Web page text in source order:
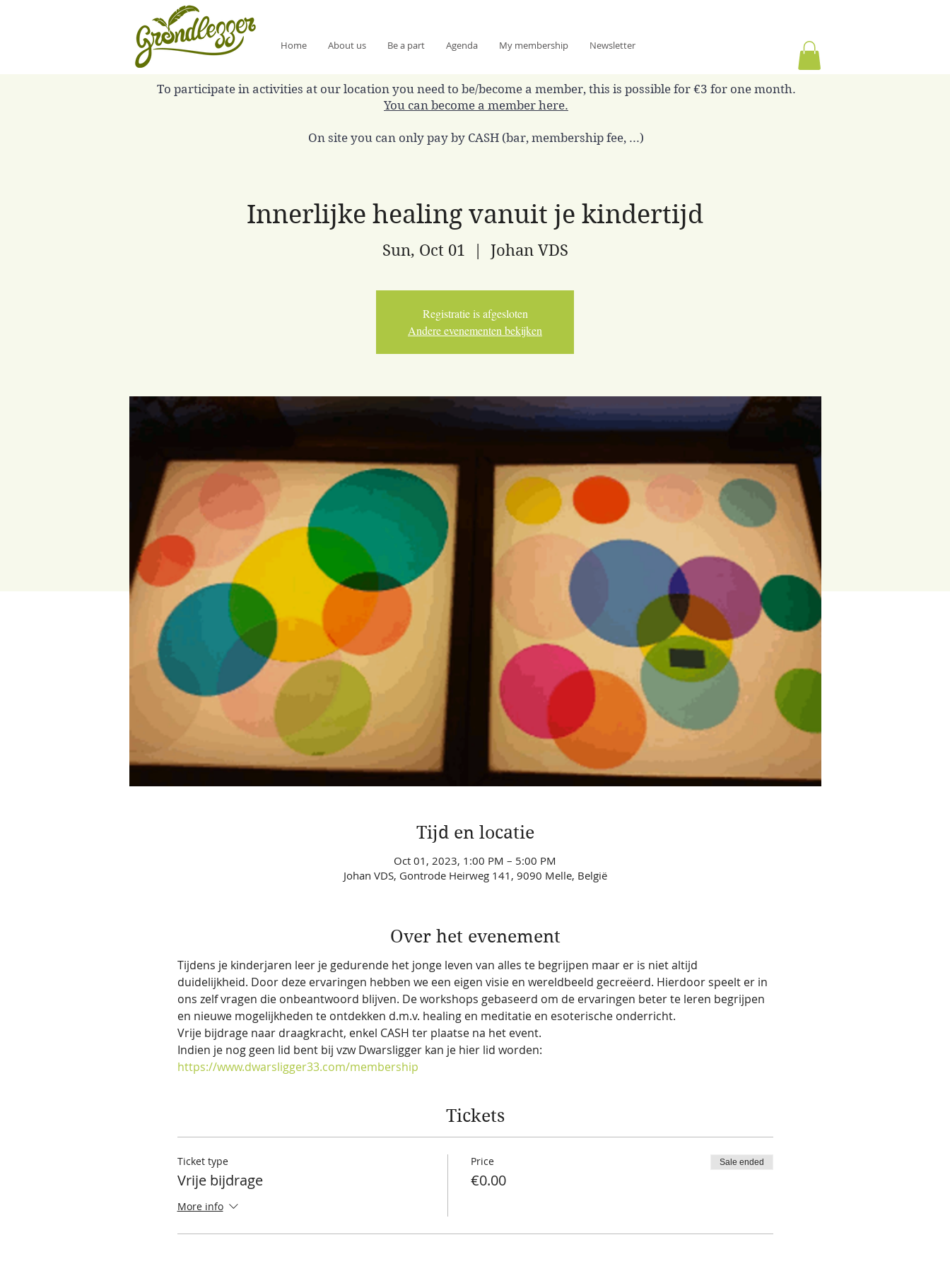
Home About us Be a part Agenda My membership Newsletter
To participate in activities at our location you need to be/become a member, this is possible for €3 for one month.
You can become a member here.
On site you can only pay by CASH (bar, membership fee, ...)
Innerlijke healing vanuit je kindertijd
Sun, Oct 01
  |
Johan VDS
Registratie is afgesloten
Andere evenementen bekijken
Tijd en locatie
Oct 01, 2023, 1:00 PM – 5:00 PM
Johan VDS, Gontrode Heirweg 141, 9090 Melle, België
Over het evenement
Tijdens je kinderjaren leer je gedurende het jonge leven van alles te begrijpen maar er is niet altijd
duidelijkheid. Door deze ervaringen hebben we een eigen visie en wereldbeeld gecreëerd. Hierdoor speelt er in
ons zelf vragen die onbeantwoord blijven. De workshops gebaseerd om de ervaringen beter te leren begrijpen
en nieuwe mogelijkheden te ontdekken d.m.v. healing en meditatie en esoterische onderricht.
Vrije bijdrage naar draagkracht, enkel CASH ter plaatse na het event.
Indien je nog geen lid bent bij vzw Dwarsligger kan je hier lid worden:
https://www.dwarsligger33.com/membership
Tickets
Ticket type
Vrije bijdrage
More info
Price
€0.00
Sale ended